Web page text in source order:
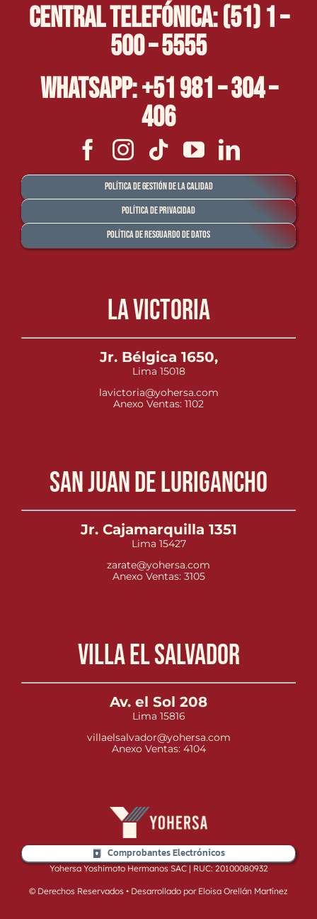
Central Telefónica: (51) 1 –
500 – 5555
Whatsapp: +51 981 – 304 –
406
Política de Gestión de la Calidad
Política de Privacidad
Política de Resguardo de Datos
La Victoria
Jr. Bélgica 1650,
Lima 15018
lavictoria@yohersa.com
Anexo Ventas: 1102
San Juan de Lurigancho
Jr. Cajamarquilla 1351
Lima 15427
zarate@yohersa.com
Anexo Ventas: 3105
Villa el Salvador
Av. el Sol 208
Lima 15816
villaelsalvador@yohersa.com
Anexo Ventas: 4104
Comprobantes Electrónicos
Yohersa Yoshimoto Hermanos SAC | RUC: 20100080932
© Derechos Reservados • Desarrollado por Eloisa Orellán Martínez